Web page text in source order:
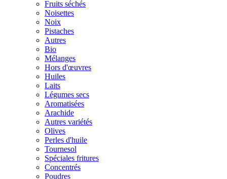
Fruits séchés
Noisettes
Noix
Pistaches
Autres
Bio
Mélanges
Hors d'œuvres
Huiles
Laits
Légumes secs
Aromatisées
Arachide
Autres variétés
Olives
Perles d'huile
Tournesol
Spéciales fritures
Concentrés
Poudres